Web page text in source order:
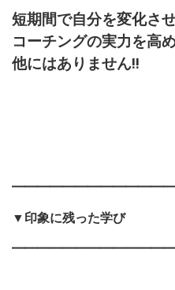
短期間で自分を変化させ
コーチングの実力を高
他にはありません‼︎
▼印象に残った学び